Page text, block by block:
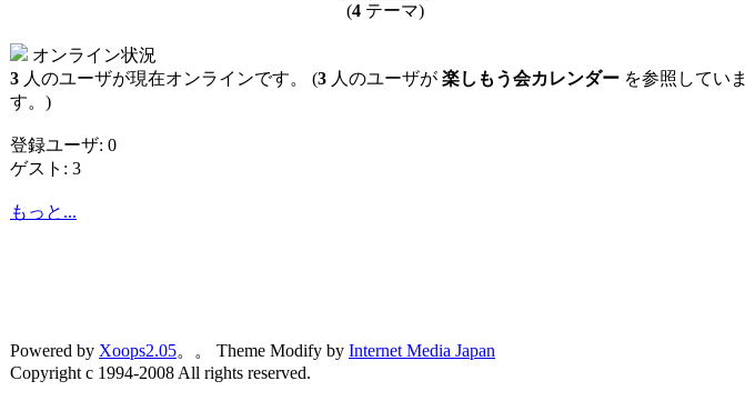
(4 テーマ)
オンライン状況
3 人のユーザが現在オンラインです。 (3 人のユーザが 楽しもう会カレンダー を参照していま
す。)
登録ユーザ: 0
ゲスト: 3
もっと...
Powered by Xoops2.05。。 Theme Modify by Internet Media Japan
Copyright c 1994-2008 All rights reserved.